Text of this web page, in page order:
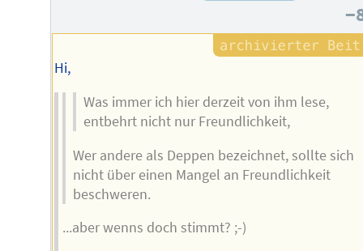
Hi,
Was immer ich hier derzeit von ihm lese,
entbehrt nicht nur Freundlichkeit,
Wer andere als Deppen bezeichnet, sollte sich
nicht über einen Mangel an Freundlichkeit
beschweren.
...aber wenns doch stimmt? ;-)